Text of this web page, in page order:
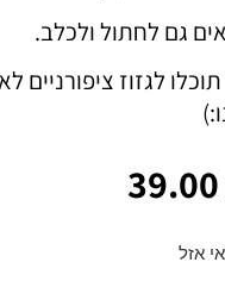
גם לחתול ולכלב.
לגזוז ציפורניים
39.00
אזל